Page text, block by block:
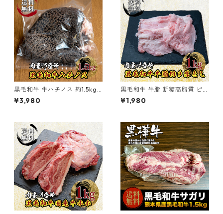
黒毛和牛 牛ハチノス 約1.5kg
(不定貫) 冷凍 【送料無料一部
地域割引のみ】
¥3,980
黒毛和牛 牛脂 断糖高脂質 ピン
ク牛脂 1kg 炒め物 スープ【送
料無料】
¥1,980